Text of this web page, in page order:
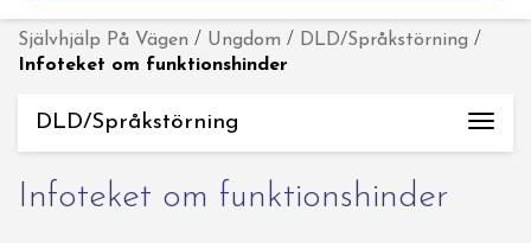
Självhjälp På Vägen / Ungdom / DLD/Språkstörning /
Infoteket om funktionshinder
DLD/Språkstörning
Infoteket om funktionshinder